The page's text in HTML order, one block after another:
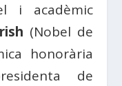
i acadèmic
(Nobel de
honorària
de